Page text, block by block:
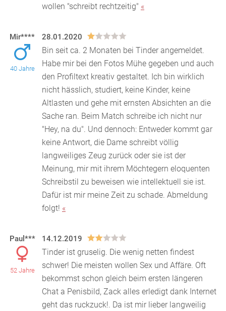
wollen "schreibt rechtzeitig" «
Mir****
40 Jahre
28.01.2020
Bin seit ca. 2 Monaten bei Tinder angemeldet.
Habe mir bei den Fotos Mühe gegeben und auch
den Profiltext kreativ gestaltet. Ich bin wirklich
nicht hässlich, studiert, keine Kinder, keine
Altlasten und gehe mit ernsten Absichten an die
Sache ran. Beim Match schreibe ich nicht nur
"Hey, na du". Und dennoch: Entweder kommt gar
keine Antwort, die Dame schreibt völlig
langweiliges Zeug zurück oder sie ist der
Meinung, mir mit ihrem Möchtegern eloquenten
Schreibstil zu beweisen wie intellektuell sie ist.
Dafür ist mir meine Zeit zu schade. Abmeldung
folgt! «
Paul***
52 Jahre
14.12.2019
Tinder ist gruselig. Die wenig netten findest
schwer! Die meisten wollen Sex und Affäre. Oft
bekommst schon gleich beim ersten längeren
Chat a Penisbild, Zack alles erledigt dank Internet
geht das ruckzuck!. Da ist mir lieber langweilig